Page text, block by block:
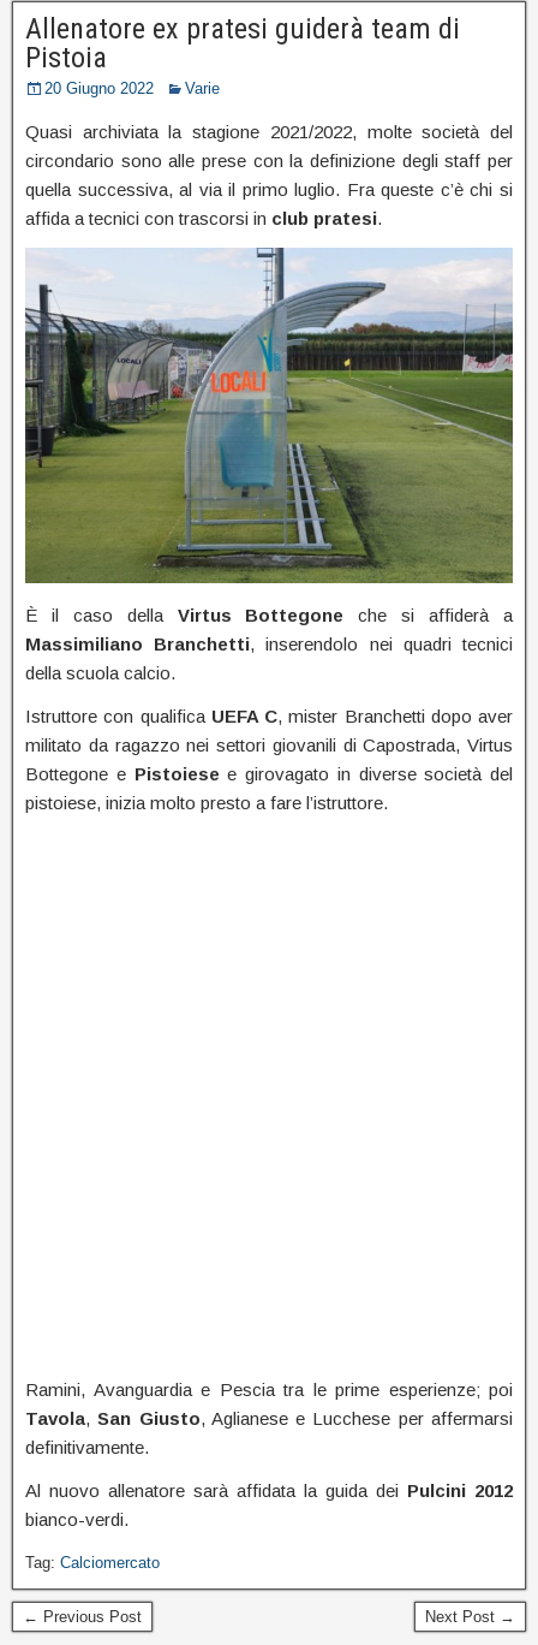
Allenatore ex pratesi guiderà team di
Pistoia
20 Giugno 2022 Varie
Quasi archiviata la stagione 2021/2022, molte società del
circondario sono alle prese con la definizione degli staff per
quella successiva, al via il primo luglio. Fra queste c’è chi si
affida a tecnici con trascorsi in club pratesi.
È il caso della Virtus Bottegone che si affiderà a
Massimiliano Branchetti, inserendolo nei quadri tecnici
della scuola calcio.
Istruttore con qualifica UEFA C, mister Branchetti dopo aver
militato da ragazzo nei settori giovanili di Capostrada, Virtus
Bottegone e Pistoiese e girovagato in diverse società del
pistoiese, inizia molto presto a fare l’istruttore.
Ramini, Avanguardia e Pescia tra le prime esperienze; poi
Tavola,San Giusto, Aglianese e Lucchese per affermarsi
definitivamente.
Al nuovo allenatore sarà affidata la guida dei Pulcini 2012
bianco-verdi.
Tag: Calciomercato
← Previous Post Next Post →